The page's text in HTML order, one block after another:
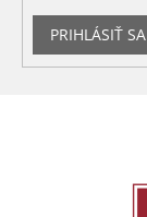
PRIHLÁSIŤ SA